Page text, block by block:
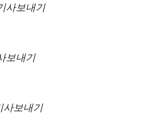
사보내기
보내기
사보내기